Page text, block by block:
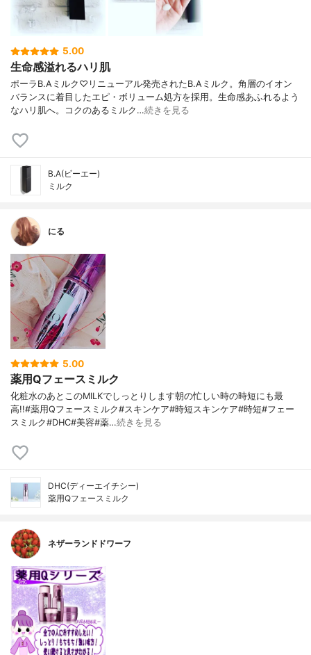
5.00
生命感溢れるハリ肌
ポーラB.Aミルク♡リニューアル発売されたB.Aミルク。角層のイオン
バランスに着目したエピ・ボリューム処方を採用。生命感あふれるよう
なハリ肌へ。コクのあるミルク…続きを見る
B.A(ビーエー)
ミルク
にる
5.00
薬用Qフェースミルク
化粧水のあとこのMILKでしっとりします朝の忙しい時の時短にも最
高!!#薬用Qフェースミルク#スキンケア#時短スキンケア#時短#フェー
スミルク#DHC#美容#薬…続きを見る
DHC(ディーエイチシー)
薬用Qフェースミルク
ネザーランドドワーフ